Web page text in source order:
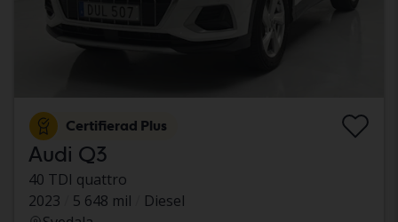
Certifierad Plus
Audi Q3
40 TDI quattro
2023
5 648 mil
Diesel